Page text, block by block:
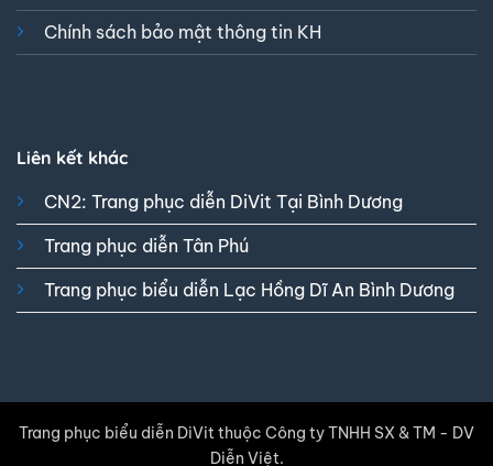
Chính sách bảo mật thông tin KH
Liên kết khác
CN2: Trang phục diễn DiVit Tại Bình Dương
Trang phục diễn Tân Phú
Trang phục biểu diễn Lạc Hồng Dĩ An Bình Dương
Trang phục biểu diễn DiVit thuộc Công ty TNHH SX & TM - DV
Diễn Việt.